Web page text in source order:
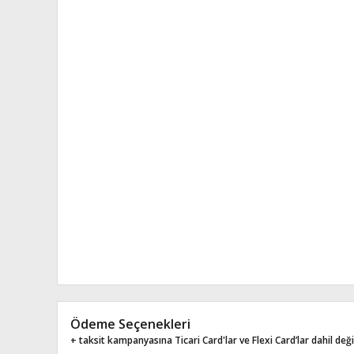
Ödeme Seçenekleri
+ taksit kampanyasına Ticari Card'lar ve Flexi Card’lar dahil